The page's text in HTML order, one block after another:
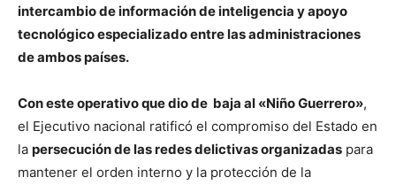
intercambio de información de inteligencia y apoyo
tecnológico especializado entre las administraciones
de ambos países.
Con este operativo que dio de baja al «Niño Guerrero»,
el Ejecutivo nacional ratificó el compromiso del Estado en
la persecución de las redes delictivas organizadas para
mantener el orden interno y la protección de la